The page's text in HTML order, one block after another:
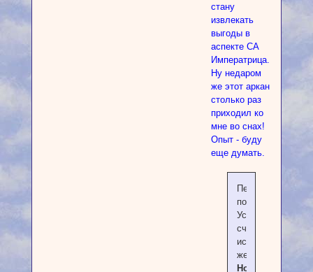
стану
извлекать
выгоды в
аспекте СА
Императрица.
Ну недаром
же этот аркан
столько раз
приходил ко
мне во снах!
Опыт - буду
еще думать.
Перевернутое
положение
Успех,
счастье,
исполнение
желаний.
Но